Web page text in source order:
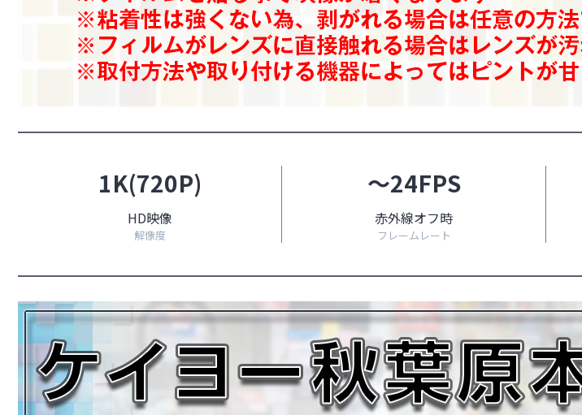
1K(720P)
HD映像
解像度
～24FPS
赤外線オフ時
フレームレート